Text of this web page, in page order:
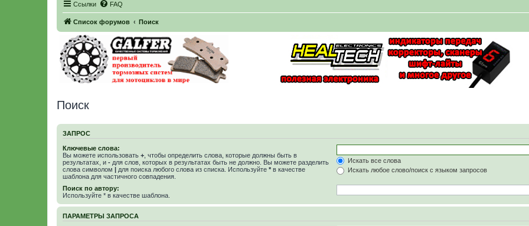
Ссылки FAQ
Список форумов Поиск
Поиск
ЗАПРОС
Ключевые слова:
Вы можете использовать + , чтобы определить слова, которые должны быть в
результатах, и - для слов, которых в результатах быть не должно. Вы можете разделить
слова символом | для поиска любого слова из списка. Используйте * в качестве
шаблона для частичного совпадения.
Искать все слова
Искать любое слово/поиск с языком запросов
Поиск по автору:
Используйте * в качестве шаблона.
ПАРАМЕТРЫ ЗАПРОСА